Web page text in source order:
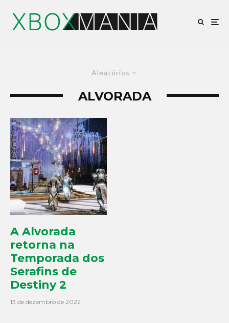
Aleatórios
ALVORADA
A Alvorada
retorna na
Temporada dos
Serafins de
Destiny 2
13 de dezembro de 2022